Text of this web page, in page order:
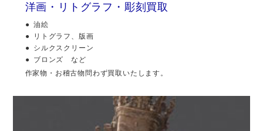
洋画・リトグラフ・彫刻買取
油絵
リトグラフ、版画
シルクスクリーン
ブロンズ など
作家物・お稽古物問わず買取いたします。